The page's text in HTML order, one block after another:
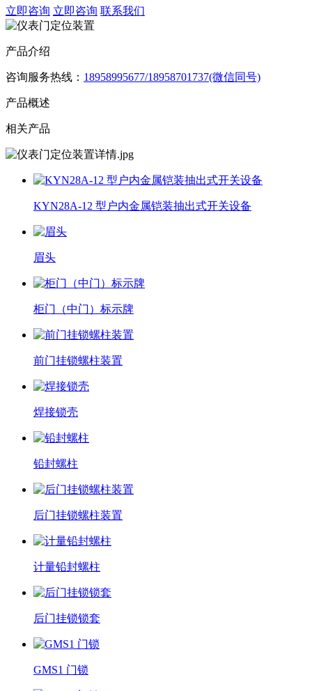
立即咨询 立即咨询 联系我们
产品介绍
咨询服务热线： 18958995677/18958701737(微信同号)
产品概述
相关产品
KYN28A-12 型户内金属铠装抽出式开关设备
眉头
柜门（中门）标示牌
前门挂锁螺柱装置
焊接锁壳
铅封螺柱
后门挂锁螺柱装置
计量铅封螺柱
后门挂锁锁套
GMS1 门锁